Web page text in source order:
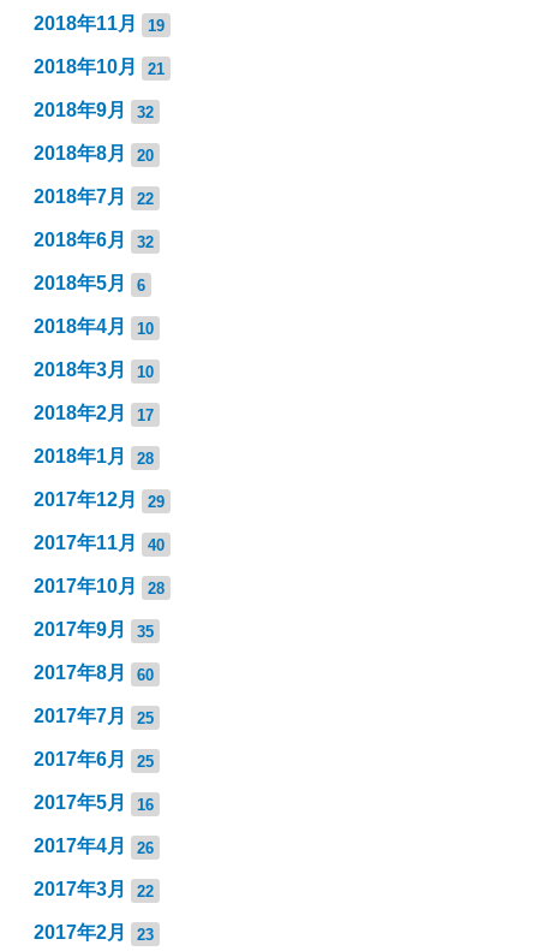
2018年11月 19
2018年10月 21
2018年9月 32
2018年8月 20
2018年7月 22
2018年6月 32
2018年5月 6
2018年4月 10
2018年3月 10
2018年2月 17
2018年1月 28
2017年12月 29
2017年11月 40
2017年10月 28
2017年9月 35
2017年8月 60
2017年7月 25
2017年6月 25
2017年5月 16
2017年4月 26
2017年3月 22
2017年2月 23